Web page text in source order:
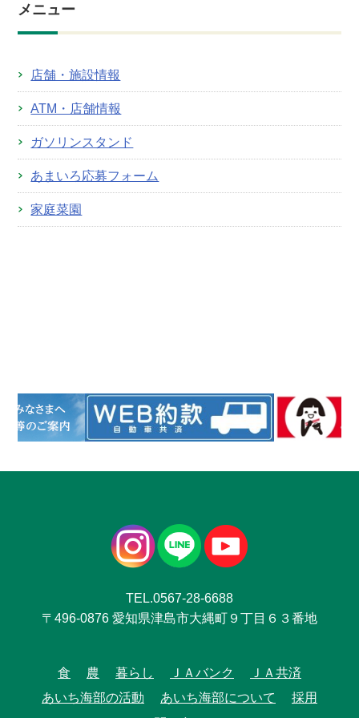
メニュー
店舗・施設情報
ATM・店舗情報
ガソリンスタンド
あまいろ応募フォーム
家庭菜園
TEL.0567-28-6688
〒496-0876 愛知県津島市大縄町９丁目６３番地
食 農 暮らし ＪＡバンク
ＪＡ共済
あいち海部の活動
あいち海部について
採用